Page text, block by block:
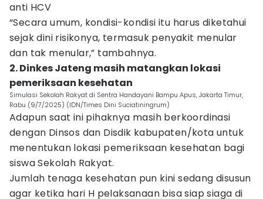
anti HCV
“Secara umum, kondisi-kondisi itu harus diketahui
sejak dini risikonya, termasuk penyakit menular
dan tak menular,” tambahnya.
2. Dinkes Jateng masih matangkan lokasi
pemeriksaan kesehatan
Simulasi Sekolah Rakyat di Sentra Handayani Bampu Apus, Jakarta Timur,
Rabu (9/7/2025) (IDN/Times Dini Suciatiningrum)
Adapun saat ini pihaknya masih berkoordinasi
dengan Dinsos dan Disdik kabupaten/kota untuk
menentukan lokasi pemeriksaan kesehatan bagi
siswa Sekolah Rakyat.
Jumlah tenaga kesehatan pun kini sedang disusun
agar ketika hari H pelaksanaan bisa siap siaga di